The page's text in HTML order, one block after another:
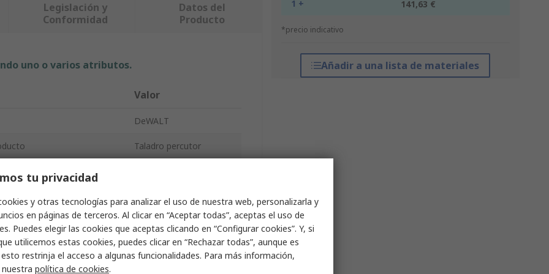
1 + 141,63 €
*precio indicativo
Añadir a una lista de materiales
Legislación y
Conformidad
Datos del
Producto
uno o varios atributos.
Valor
DeWALT
Taladro percutor
240V
Cable Con Cable
Con escobillas
tu privacidad
y otras tecnologías para analizar el uso de nuestra web, personalizarla y
en páginas de terceros. Al clicar en “Aceptar todas”, aceptas el uso de
Puedes elegir las cookies que aceptas clicando en “Configurar cookies”. Y, si
utilicemos estas cookies, puedes clicar en “Rechazar todas”, aunque es
restrinja el acceso a algunas funcionalidades. Para más información,
política de cookies.